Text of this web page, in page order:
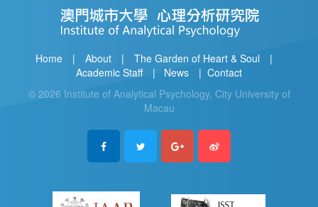
Home | About | The Garden of Heart & Soul |
Academic Staff|​ News |​ Contact
© 2026 Institute of Analytical Psychology, City University of
Macau